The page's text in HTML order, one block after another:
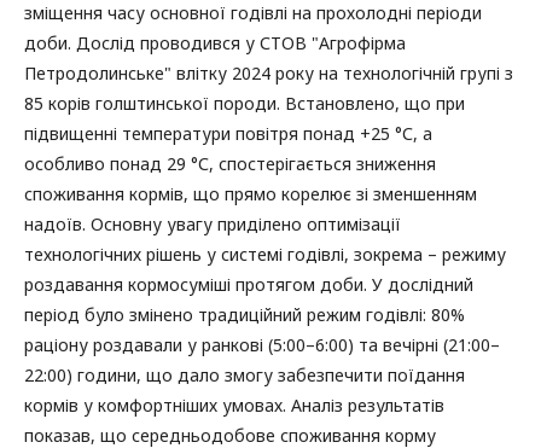
зміщення часу основної годівлі на прохолодні періоди
доби. Дослід проводився у СТОВ "Агрофірма
Петродолинське" влітку 2024 року на технологічній групі з
85 корів голштинської породи. Встановлено, що при
підвищенні температури повітря понад +25 °С, а
особливо понад 29 °С, спостерігається зниження
споживання кормів, що прямо корелює зі зменшенням
надоїв. Основну увагу приділено оптимізації
технологічних рішень у системі годівлі, зокрема – режиму
роздавання кормосуміші протягом доби. У дослідний
період було змінено традиційний режим годівлі: 80%
раціону роздавали у ранкові (5:00–6:00) та вечірні (21:00–
22:00) години, що дало змогу забезпечити поїдання
кормів у комфортніших умовах. Аналіз результатів
показав, що середньодобове споживання корму